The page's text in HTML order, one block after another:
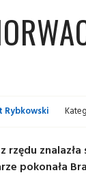
Rybkowski
rzędu
pokonała